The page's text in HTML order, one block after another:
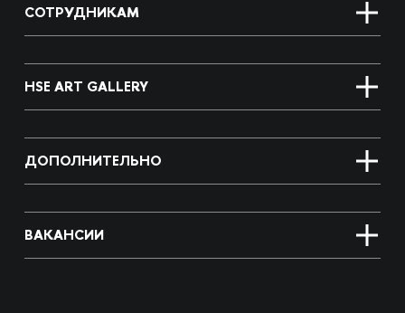
СОТРУДНИКАМ
HSE ART GALLERY
ДОПОЛНИТЕЛЬНО
ВАКАНСИИ